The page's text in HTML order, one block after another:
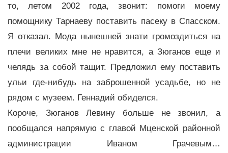
то, летом 2002 года, звонит: помоги моему
помощнику Тарнаеву поставить пасеку в Спасском.
Я отказал. Мода нынешней знати громоздиться на
плечи великих мне не нравится, а Зюганов еще и
челядь за собой тащит. Предложил ему поставить
ульи где-нибудь на заброшенной усадьбе, но не
рядом с музеем. Геннадий обиделся.
Короче, Зюганов Левину больше не звонил, а
пообщался напрямую с главой Мценской районной
администрации Иваном Грачевым…